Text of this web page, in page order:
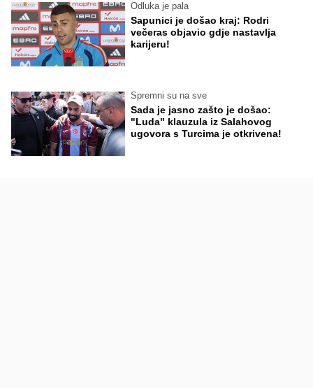
Odluka je pala
Sapunici je došao kraj: Rodri
večeras objavio gdje nastavlja
karijeru!
Spremni su na sve
Sada je jasno zašto je došao:
"Luda" klauzula iz Salahovog
ugovora s Turcima je otkrivena!